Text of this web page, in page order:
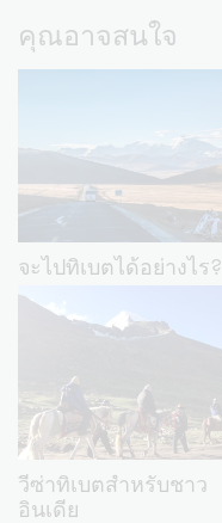
คุณอาจสนใจ
จะไปทิเบตได้อย่างไร?
วีซ่าทิเบตสำหรับชาว
อินเดีย